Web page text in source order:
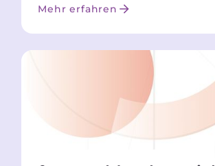
Mehr erfahren